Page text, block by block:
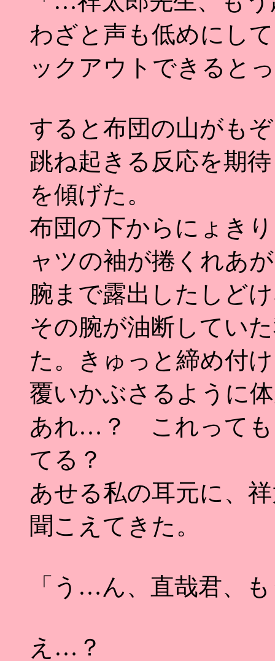
わざと声も低めにし
ックアウトできると
すると布団の山がも
跳ね起きる反応を期
を傾げた。
布団の下からにょき
ャツの袖が捲くれあ
腕まで露出したしど
その腕が油断してい
た。きゅっと締め付
覆いかぶさるように
あれ…？ これっても
てる？
あせる私の耳元に、
聞こえてきた。
「う…ん、直哉君、
え…？